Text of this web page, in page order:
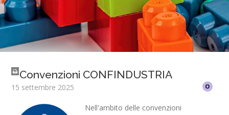
Convenzioni CONFINDUSTRIA
15 settembre 2025 O
Nell'ambito delle convenzioni